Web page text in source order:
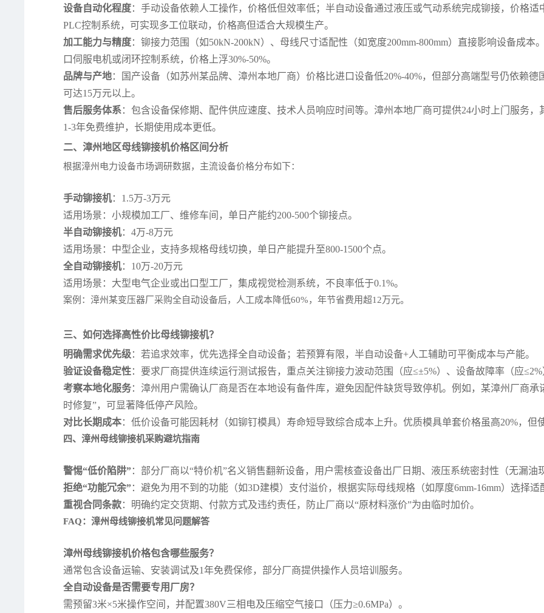
设备自动化程度：手动设备依赖人工操作，价格低但效率低；半自动设备通过液压或气动系统完成铆接，价格适
PLC控制系统，可实现多工位联动，价格高但适合大规模生产。
加工能力与精度：铆接力范围（如50kN-200kN）、母线尺寸适配性（如宽度200mm-800mm）直接影响设备成本
口伺服电机或闭环控制系统，价格上浮30%-50%。
品牌与产地：国产设备（如苏州某品牌、漳州本地厂商）价格比进口设备低20%-40%，但部分高端型号仍依赖德
可达15万元以上。
售后服务体系：包含设备保修期、配件供应速度、技术人员响应时间等。漳州本地厂商可提供24小时上门服务，
1-3年免费维护，长期使用成本更低。
二、漳州地区母线铆接机价格区间分析
根据漳州电力设备市场调研数据，主流设备价格分布如下：
手动铆接机：1.5万-3万元
适用场景：小规模加工厂、维修车间，单日产能约200-500个铆接点。
半自动铆接机：4万-8万元
适用场景：中型企业，支持多规格母线切换，单日产能提升至800-1500个点。
全自动铆接机：10万-20万元
适用场景：大型电气企业或出口型工厂，集成视觉检测系统，不良率低于0.1%。
案例：漳州某变压器厂采购全自动设备后，人工成本降低60%，年节省费用超12万元。
三、如何选择高性价比母线铆接机？
明确需求优先级：若追求效率，优先选择全自动设备；若预算有限，半自动设备+人工辅助可平衡成本与产能。
验证设备稳定性：要求厂商提供连续运行测试报告，重点关注铆接力波动范围（应≤±5%）、设备故障率（应
考察本地化服务：漳州用户需确认厂商是否在本地设有备件库，避免因配件缺货导致停机。例如，某漳州厂商承
时修复”，可显著降低停产风险。
对比长期成本：低价设备可能因耗材（如铆钉模具）寿命短导致综合成本上升。优质模具单套价格虽高20%，但
四、漳州母线铆接机采购避坑指南
警惕“低价陷阱”：部分厂商以“特价机”名义销售翻新设备，用户需核查设备出厂日期、液压系统密封性（无漏油
拒绝“功能冗余”：避免为用不到的功能（如3D建模）支付溢价，根据实际母线规格（如厚度6mm-16mm）选择适
重视合同条款：明确约定交货期、付款方式及违约责任，防止厂商以“原材料涨价”为由临时加价。
FAQ：漳州母线铆接机常见问题解答
漳州母线铆接机价格包含哪些服务？
通常包含设备运输、安装调试及1年免费保修，部分厂商提供操作人员培训服务。
全自动设备是否需要专用厂房？
需预留3米×5米操作空间，并配置380V三相电及压缩空气接口（压力≥0.6MPa）。